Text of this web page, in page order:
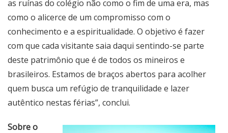
as ruínas do colégio não como o fim de uma era, mas
como o alicerce de um compromisso com o
conhecimento e a espiritualidade. O objetivo é fazer
com que cada visitante saia daqui sentindo-se parte
deste patrimônio que é de todos os mineiros e
brasileiros. Estamos de braços abertos para acolher
quem busca um refúgio de tranquilidade e lazer
autêntico nestas férias”, conclui.
Sobre o